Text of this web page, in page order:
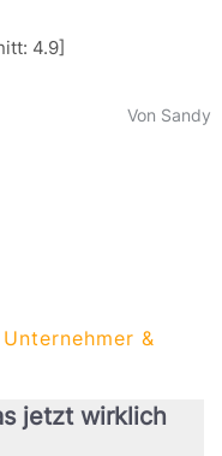
4.9]
Von Sandy
&
jetzt wirklich